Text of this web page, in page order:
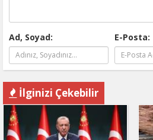
Ad, Soyad: E-Posta:
İlginizi Çekebilir